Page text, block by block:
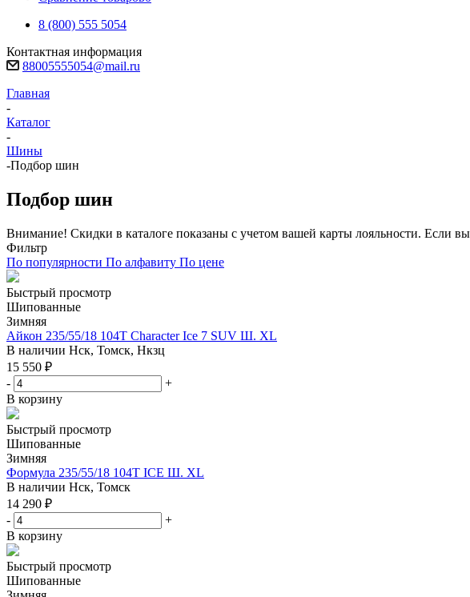
8 (800) 555 5054
Контактная информация
88005555054@mail.ru
Главная
-
Каталог
-
Шины
-Подбор шин
Подбор шин
Внимание! Скидки в каталоге показаны с учетом вашей карты лояльности. Если
Фильтр
По популярности По алфавиту По цене
Быстрый просмотр
Шипованные
Зимняя
Айкон 235/55/18 104T Character Ice 7 SUV Ш. XL
В наличии Нск, Томск, Нкзц
15 550 ₽
-
+
В корзину
Быстрый просмотр
Шипованные
Зимняя
Формула 235/55/18 104T ICE Ш. XL
В наличии Нск, Томск
14 290 ₽
-
+
В корзину
Быстрый просмотр
Шипованные